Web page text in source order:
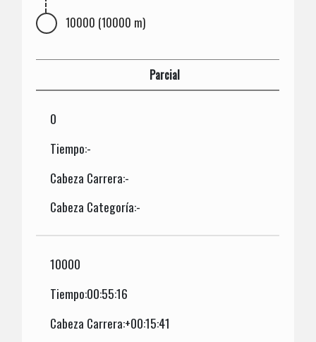
10000 (10000 m)
Parcial
0
Tiempo:-
Cabeza Carrera:-
Cabeza Categoría:-
10000
Tiempo:00:55:16
Cabeza Carrera:+00:15:41